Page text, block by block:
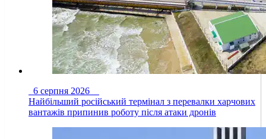
6 серпня 2026
Найбільший російський термінал з перевалки харчових
вантажів припинив роботу після атаки дронів